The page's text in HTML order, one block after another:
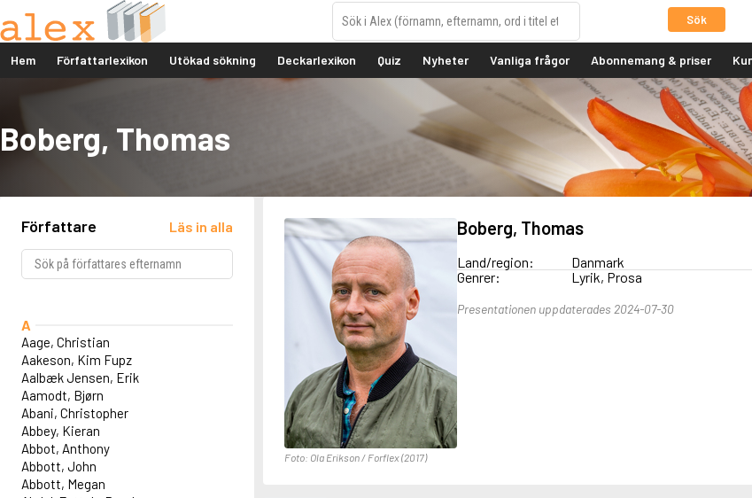
Sök
Hem Författarlexikon Utökad sökning Deckarlexikon Quiz Nyheter Vanliga frågor Abonnemang & priser
Boberg, Thomas
Författare Läs in alla
A
Aage, Christian
Aakeson, Kim Fupz
Aalbæk Jensen, Erik
Aamodt, Bjørn
Abani, Christopher
Abbey, Kieran
Abbot, Anthony
Abbott, John
Abbott, Megan
Foto: Ola Erikson / Forflex (2017)
Boberg, Thomas
Land/region:
Danmark
Genrer:
Lyrik, Prosa
Presentationen uppdaterades 2024-07-30